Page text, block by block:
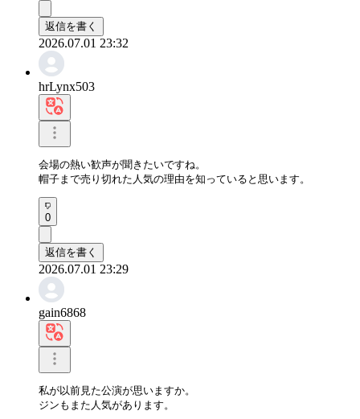
返信を書く
2026.07.01 23:32
hrLynx503
会場の熱い歓声が聞きたいですね。
帽子まで売り切れた人気の理由を知っていると思います。
0
返信を書く
2026.07.01 23:29
gain6868
私が以前見た公演が思いますか。
ジンもまた人気があります。